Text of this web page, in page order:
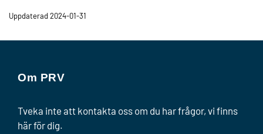
Uppdaterad 2024-01-31
Om PRV
Tveka inte att kontakta oss om du har frågor, vi finns
här för dig.